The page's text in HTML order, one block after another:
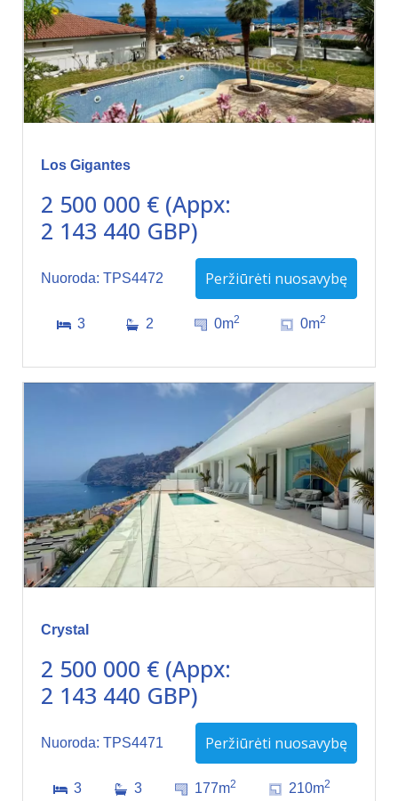
Los Gigantes
2 500 000 € (Appx:
2 143 440 GBP)
Nuoroda: TPS4472 Peržiūrėti nuosavybę
3 2 0m2 0m2
Crystal
2 500 000 € (Appx:
2 143 440 GBP)
Nuoroda: TPS4471 Peržiūrėti nuosavybę
3 3 177m2 210m2